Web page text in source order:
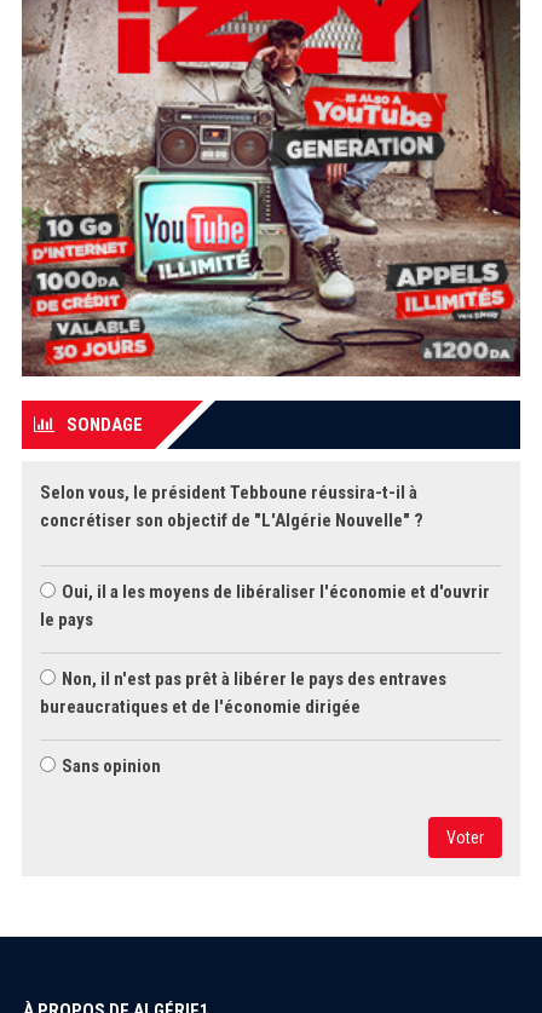
SONDAGE
Selon vous, le président Tebboune réussira-t-il à
concrétiser son objectif de "L'Algérie Nouvelle" ?
Oui, il a les moyens de libéraliser l'économie et d'ouvrir
le pays
Non, il n'est pas prêt à libérer le pays des entraves
bureaucratiques et de l'économie dirigée
Sans opinion
Voter